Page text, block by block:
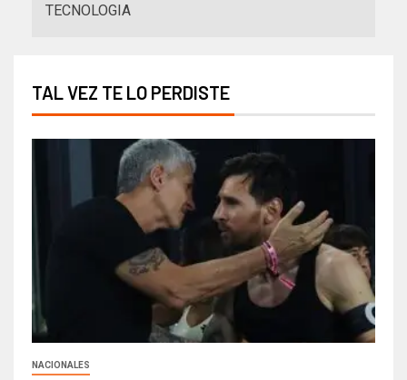
TECNOLOGIA
TAL VEZ TE LO PERDISTE
NACIONALES